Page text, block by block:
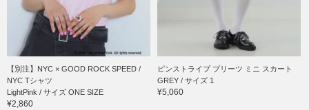
【別注】NYC × GOOD ROCK SPEED /
NYC Tシャツ
LightPink / サイズ ONE SIZE
¥2,860
ピンストライプ プリーツ ミニ スカート
GREY / サイズ 1
¥5,060